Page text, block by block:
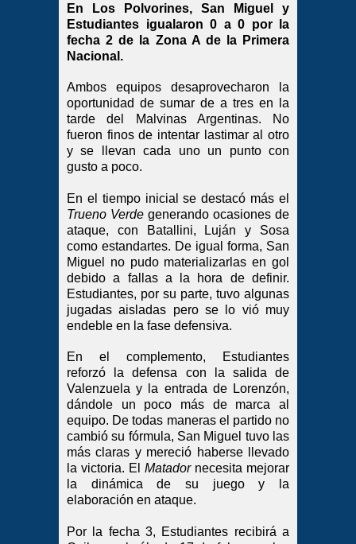
En Los Polvorines, San Miguel y
Estudiantes igualaron 0 a 0 por la
fecha 2 de la Zona A de la Primera
Nacional.
Ambos equipos desaprovecharon la
oportunidad de sumar de a tres en la
tarde del Malvinas Argentinas. No
fueron finos de intentar lastimar al otro
y se llevan cada uno un punto con
gusto a poco.
En el tiempo inicial se destacó más el
Trueno Verde generando ocasiones de
ataque, con Batallini, Luján y Sosa
como estandartes. De igual forma, San
Miguel no pudo materializarlas en gol
debido a fallas a la hora de definir.
Estudiantes, por su parte, tuvo algunas
jugadas aisladas pero se lo vió muy
endeble en la fase defensiva.
En el complemento, Estudiantes
reforzó la defensa con la salida de
Valenzuela y la entrada de Lorenzón,
dándole un poco más de marca al
equipo. De todas maneras el partido no
cambió su fórmula, San Miguel tuvo las
más claras y mereció haberse llevado
la victoria. El Matador necesita mejorar
la dinámica de su juego y la
elaboración en ataque.
Por la fecha 3, Estudiantes recibirá a